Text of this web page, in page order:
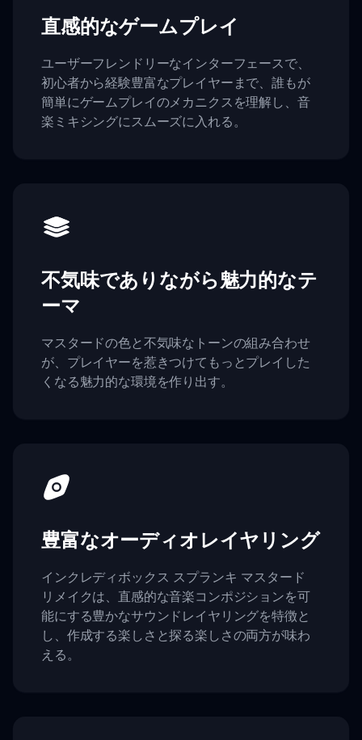
直感的なゲームプレイ
ユーザーフレンドリーなインターフェースで、
初心者から経験豊富なプレイヤーまで、誰もが
簡単にゲームプレイのメカニクスを理解し、音
楽ミキシングにスムーズに入れる。
不気味でありながら魅力的なテ
ーマ
マスタードの色と不気味なトーンの組み合わせ
が、プレイヤーを惹きつけてもっとプレイした
くなる魅力的な環境を作り出す。
豊富なオーディオレイヤリング
インクレディボックス スプランキ マスタード
リメイクは、直感的な音楽コンポジションを可
能にする豊かなサウンドレイヤリングを特徴と
し、作成する楽しさと探る楽しさの両方が味わ
える。